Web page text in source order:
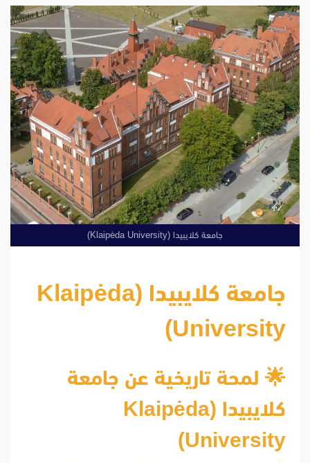
جامعة كلايبيدا (Klaipėda University)
جامعة كلايبيدا (Klaipėda
University)
🌟 لمحة تاريخية عن جامعة
كلايبيدا (Klaipėda
University)